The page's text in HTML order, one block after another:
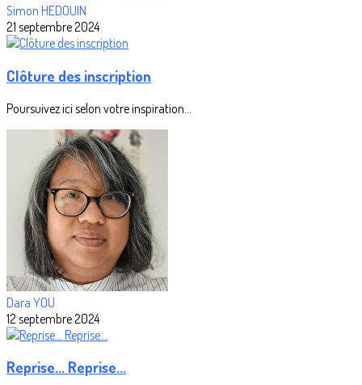
Simon HEDOUIN
21 septembre 2024
Clôture des inscription
Poursuivez ici selon votre inspiration...
Dara YOU
12 septembre 2024
Reprise... Reprise...